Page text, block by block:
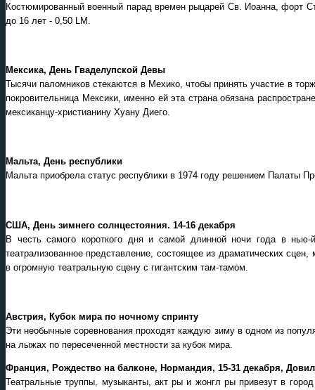
Костюмированный военный парад времен рыцарей Св. Иоанна, форт
до 16 лет - 0,50 LM.
Мексика, День Гваделупской Девы
Тысячи паломников стекаются в Мехико, чтобы принять участие в
покровительница Мексики, именно ей эта страна обязана
мексиканцу-христианину Хуану Диего.
Мальта, День республики
Мальта приобрела статус республики в 1974 году решением Палаты
США, День зимнего солнцестояния. 14-16 декабря
В честь самого короткого дня и самой длинной ночи года в
театрализованное представление, состоящее из драматических
в огромную театральную сцену с гигантским там-тамом.
Австрия, Кубок мира по ночному спринту
Эти необычные соревнования проходят каждую зиму в одном из
на лыжах по пересеченной местности за кубок мира.
Франция, Рождество на балконе, Нормандия, 15-31 декабря,
Театральные труппы, музыканты, акт ры и жонгл ры привезут в